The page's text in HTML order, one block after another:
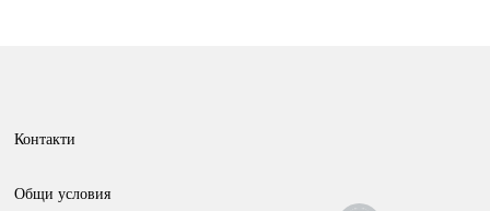
Контакти
Общи условия